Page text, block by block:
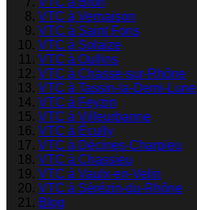
VTC à Vernaison
VTC à Saint Fons
VTC à Solaize
VTC à Oullins
VTC à Chasse-sur-Rhône
VTC à Tassin-la-Demi-Lune
VTC à Feyzin
VTC à Villeurbanne
VTC à Écully
VTC à Décines-Charpieu
VTC à Chassieu
VTC à Vaulx-en-Velin
VTC à Sérézin-du-Rhône
Blog